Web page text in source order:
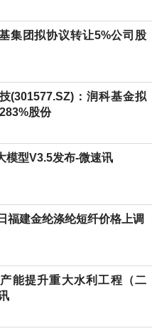
集团拟协议转让5%公司股
(301577.SZ)：润科基金拟
股份
模型V3.5发布-微速讯
福建金纶涤纶短纤价格上调
能提升重大水利工程（二